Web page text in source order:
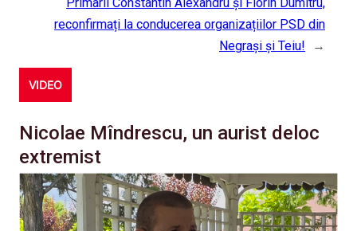
reconfirmați la conducerea organizațiilor PSD din
Negrași și Teiu!
→
VIDEO
Nicolae Mîndrescu, un aurist deloc
extremist